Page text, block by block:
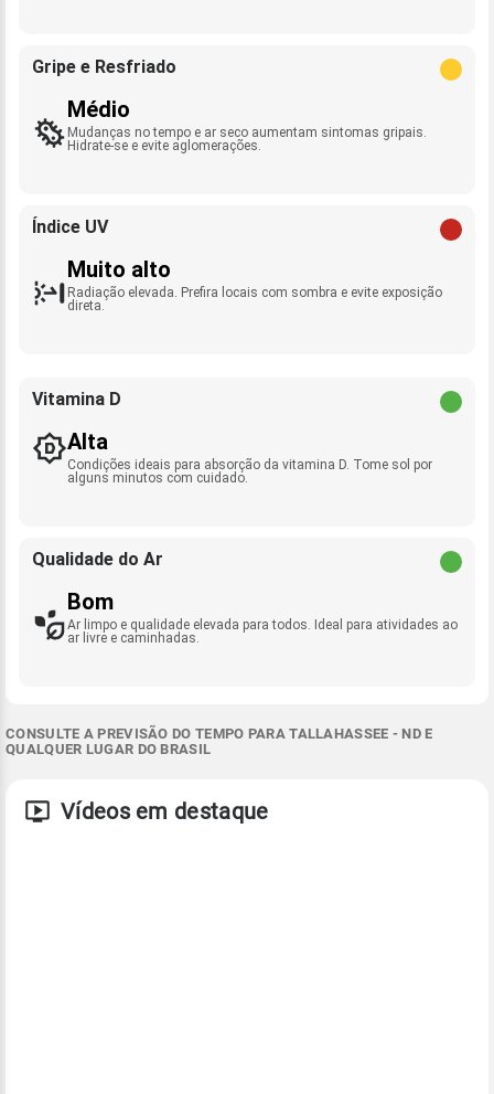
Gripe e Resfriado
Médio
Mudanças no tempo e ar seco aumentam sintomas gripais.
Hidrate-se e evite aglomerações.
Índice UV
Muito alto
Radiação elevada. Prefira locais com sombra e evite exposição
direta.
Vitamina D
Alta
Condições ideais para absorção da vitamina D. Tome sol por
alguns minutos com cuidado.
Qualidade do Ar
Bom
Ar limpo e qualidade elevada para todos. Ideal para atividades ao
ar livre e caminhadas.
CONSULTE A PREVISÃO DO TEMPO PARA TALLAHASSEE - ND E
QUALQUER LUGAR DO BRASIL
Vídeos em destaque